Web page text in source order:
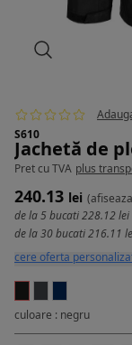
S610
Jachetă de
Pretcu TVA plus
240.13 lei (afiseaza
de la 5 bucati228.12 lei
de la 30 bucati216.11
cere oferta
culoare : negru